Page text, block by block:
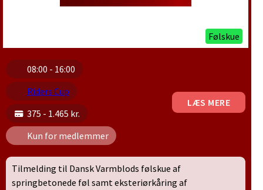
Følskue
08:00 - 16:00
Riders Cup
375 - 1.465 kr.
Kun for medlemmer
LÆS MERE
Tilmelding til Dansk Varmblods følskue af
springbetonede føl samt eksteriørkåring af